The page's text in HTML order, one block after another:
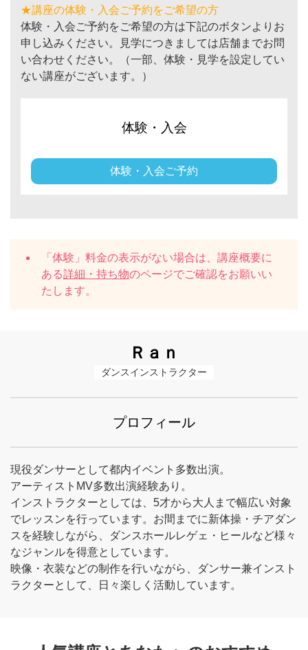
★講座の体験・入会ご予約をご希望の方
体験・入会ご予約をご希望の方は下記のボタンよりお
申し込みください。見学につきましては店舗までお問
い合わせください。（一部、体験・見学を設定してい
ない講座がございます。）
体験・入会
体験・入会ご予約
「体験」料金の表示がない場合は、講座概要に
ある詳細・持ち物のページでご確認をお願いい
たします。
Ｒａｎ
ダンスインストラクター
プロフィール
現役ダンサーとして都内イベント多数出演。
アーティストMV多数出演経験あり。
インストラクターとしては、5才から大人まで幅広い対象
でレッスンを行っています。お間までに新体操・チアダン
スを経験しながら、ダンスホールレゲェ・ヒールなど様々
なジャンルを得意としています。
映像・衣装などの制作を行いながら、ダンサー兼インスト
ラクターとして、日々楽しく活動しています。